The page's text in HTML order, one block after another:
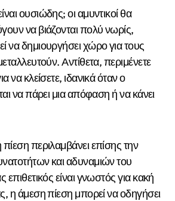
ουσιώδης; οι αμυντικοί θα
να βιάζονται πολύ νωρίς,
να δημιουργήσει χώρο για τους
Αντίθετα, περιμένετε
να κλείσετε, ιδανικά όταν ο
να πάρει μια απόφαση ή να κάνει
περιλαμβάνει επίσης την
και αδυναμιών του
είναι γνωστός για κακή
η άμεση πίεση μπορεί να οδηγήσει